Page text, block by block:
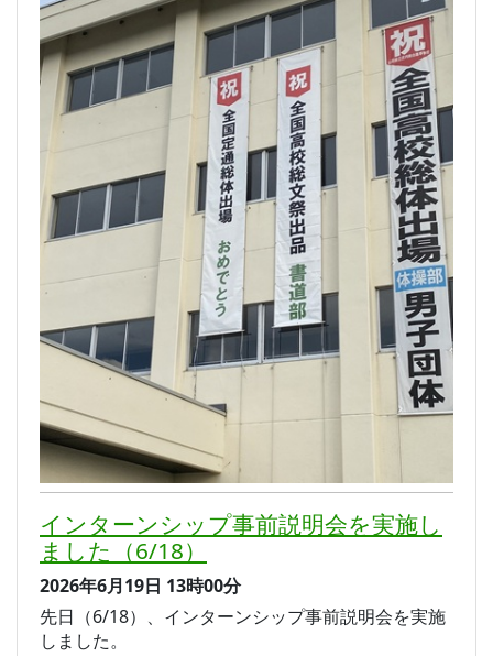
インターンシップ事前説明会を実施し
ました（6/18）
2026年6月19日 13時00分
先日（6/18）、インターンシップ事前説明会を実施
しました。